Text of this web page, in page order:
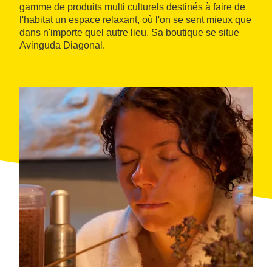
gamme de produits multi culturels destinés à faire de
l'habitat un espace relaxant, où l'on se sent mieux que
dans n'importe quel autre lieu. Sa boutique se situe
Avinguda Diagonal.